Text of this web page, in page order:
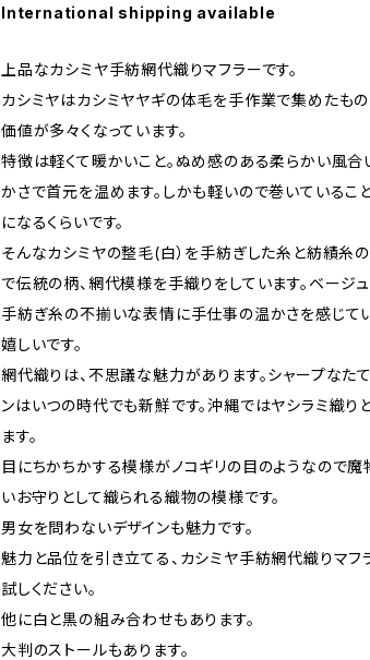
International shipping available
上品なカシミヤ手紡網代織りマフラーです。
カシミヤはカシミヤヤギの体毛を手作業で集めたも
価値が多々くなっています。
特徴は軽くて暖かいこと。ぬめ感のある柔らかい風
かさで首元を温めます。しかも軽いので巻いているこ
になるくらいです。
そんなカシミヤの整毛(白）を手紡ぎした糸と紡績糸
で伝統の柄、網代模様を手織りをしています。ベージ
手紡ぎ糸の不揃いな表情に手仕事の温かさを感じて
嬉しいです。
網代織りは、不思議な魅力があります。シャープなた
ンはいつの時代でも新鮮です。沖縄ではヤシラミ織り
ます。
目にちかちかする模様がノコギリの目のようなので
いお守りとして織られる織物の模様です。
男女を問わないデザインも魅力です。
魅力と品位を引き立てる、カシミヤ手紡網代織りマフ
試しください。
他に白と黒の組み合わせもあります。
大判のストールもあります。